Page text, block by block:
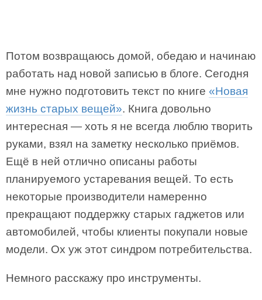
Потом возвращаюсь домой, обедаю и начинаю
работать над новой записью в блоге. Сегодня
мне нужно подготовить текст по книге «Новая
жизнь старых вещей». Книга довольно
интересная — хоть я не всегда люблю творить
руками, взял на заметку несколько приёмов.
Ещё в ней отлично описаны работы
планируемого устаревания вещей. То есть
некоторые производители намеренно
прекращают поддержку старых гаджетов или
автомобилей, чтобы клиенты покупали новые
модели. Ох уж этот синдром потребительства.
Немного расскажу про инструменты.